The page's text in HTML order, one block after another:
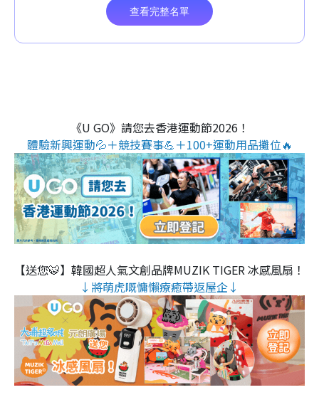
《U GO》請您去香港運動節2026！
體驗新興運動💦＋競技賽事💪＋100+運動用品攤位🔥
【送您🐯】韓國超人氣文創品牌MUZIK TIGER 冰感風扇！
↓將萌虎嘅慵懶療癒帶返屋企↓